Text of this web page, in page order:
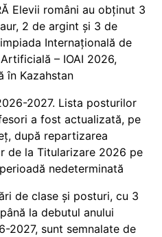
Elevii români au obținut 3
2 de argint și 3 de
Internațională de
– IOAI 2026,
în Kazahstan
2027. Lista posturilor
a fost actualizată, pe
după repartizarea
de la Titularizare 2026 pe
nedeterminată
de clase și posturi, cu 3
la debutul anului
2027, sunt semnalate de